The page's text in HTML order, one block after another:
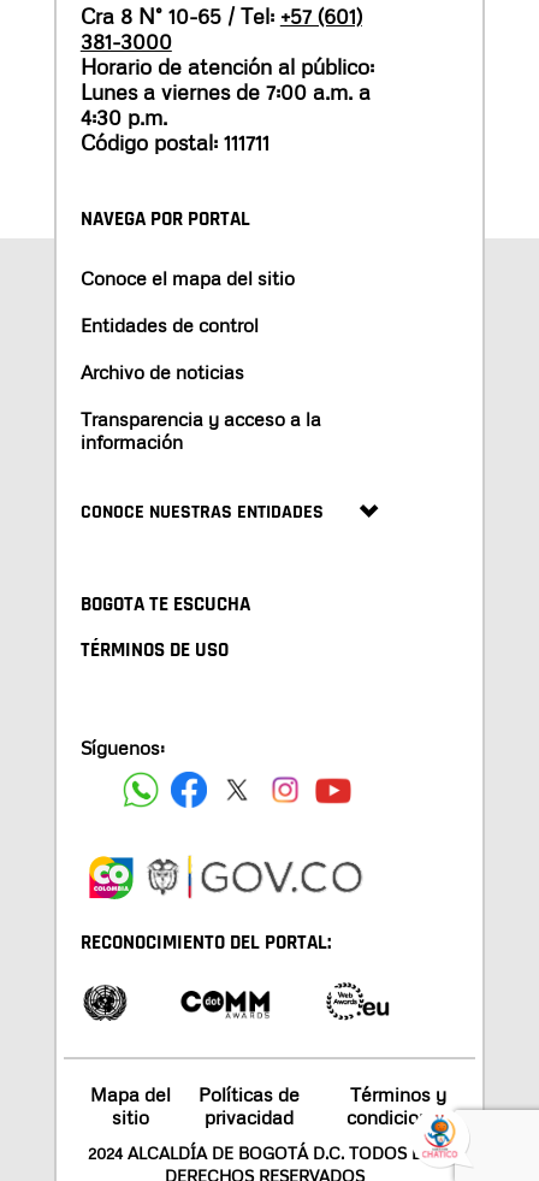
Cra 8 N° 10-65 / Tel: +57 (601)
381-3000
Horario de atención al público:
Lunes a viernes de 7:00 a.m. a
4:30 p.m.
Código postal: 111711
NAVEGA POR PORTAL
Conoce el mapa del sitio
Entidades de control
Archivo de noticias
Transparencia y acceso a la
información
CONOCE NUESTRAS ENTIDADES
BOGOTA TE ESCUCHA
TÉRMINOS DE USO
Síguenos:
RECONOCIMIENTO DEL PORTAL:
Mapa del
sitio
Políticas de
privacidad
Términos y
condiciones
2024 ALCALDÍA DE BOGOTÁ D.C. TODOS LOS
DERECHOS RESERVADOS